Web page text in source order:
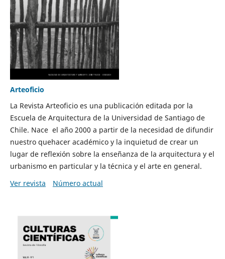
Arteoficio
La Revista Arteoficio es una publicación editada por la
Escuela de Arquitectura de la Universidad de Santiago de
Chile. Nace el año 2000 a partir de la necesidad de difundir
nuestro quehacer académico y la inquietud de crear un
lugar de reflexión sobre la enseñanza de la arquitectura y el
urbanismo en particular y la técnica y el arte en general.
Ver revista
Número actual